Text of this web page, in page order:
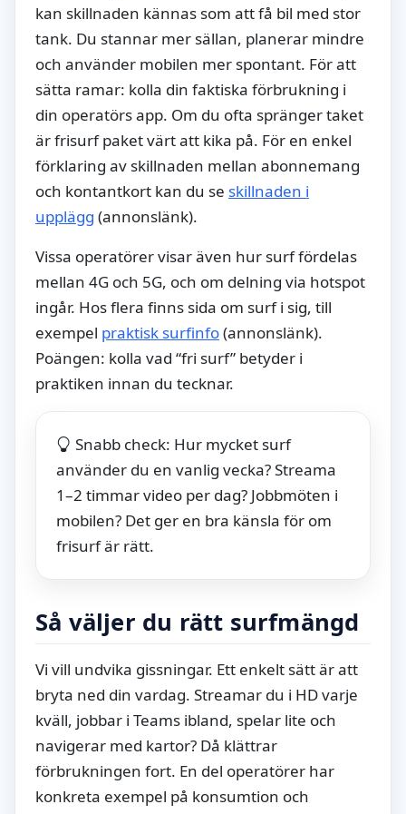
kan skillnaden kännas som att få bil med stor
tank. Du stannar mer sällan, planerar mindre
och använder mobilen mer spontant. För att
sätta ramar: kolla din faktiska förbrukning i
din operatörs app. Om du ofta spränger taket
är frisurf paket värt att kika på. För en enkel
förklaring av skillnaden mellan abonnemang
och kontantkort kan du se skillnaden i
upplägg (annonslänk).
Vissa operatörer visar även hur surf fördelas
mellan 4G och 5G, och om delning via hotspot
ingår. Hos flera finns sida om surf i sig, till
exempel praktisk surfinfo(annonslänk).
Poängen: kolla vad “fri surf” betyder i
praktiken innan du tecknar.
Snabb check: Hur mycket surf
använder du en vanlig vecka? Streama
1–2 timmar video per dag? Jobbmöten i
mobilen? Det ger en bra känsla för om
frisurf är rätt.
Så väljer du rätt surfmängd
Vi vill undvika gissningar. Ett enkelt sätt är att
bryta ned din vardag. Streamar du i HD varje
kväll, jobbar i Teams ibland, spelar lite och
navigerar med kartor? Då klättrar
förbrukningen fort. En del operatörer har
konkreta exempel på konsumtion och